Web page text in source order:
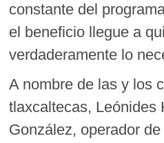
constante del
el beneficio llegue a
verdaderamente lo
A nombre de las y los
tlaxcaltecas, Leónides
González, operador